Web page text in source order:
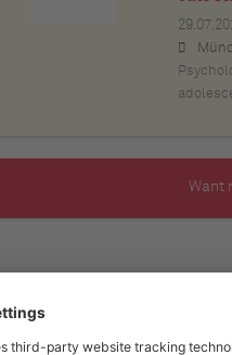
München, Deutschland (Bayern), Stuttgart, Deutschland (Baden-
Want